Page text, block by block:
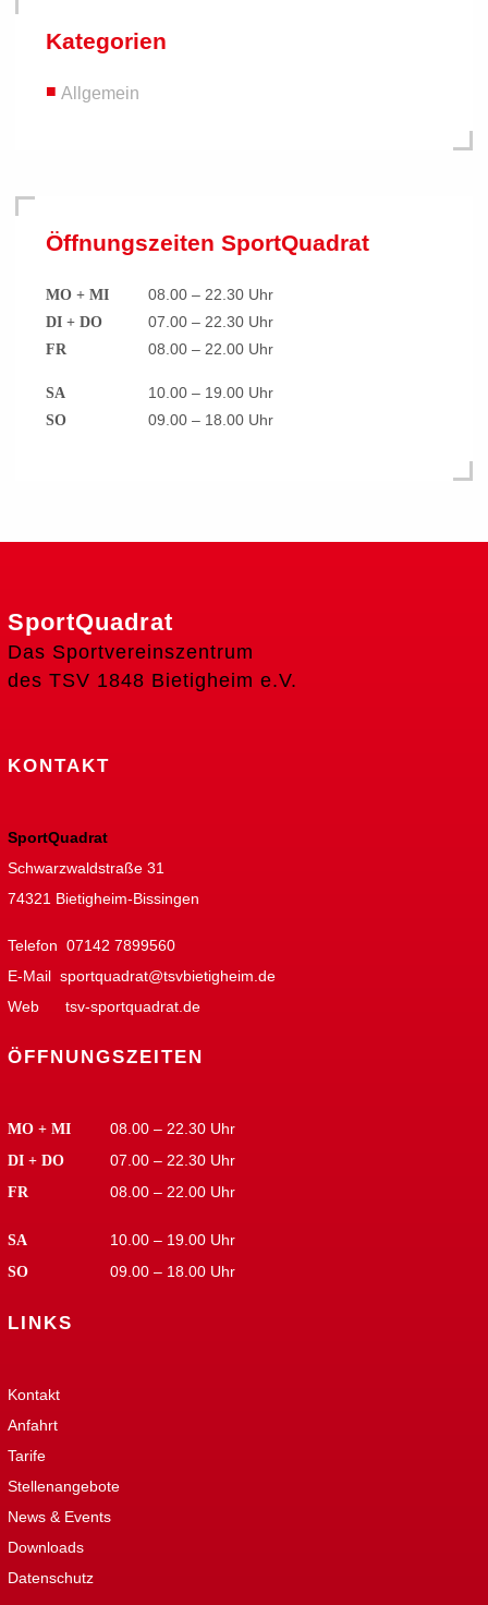
Kategorien
Allgemein
Öffnungszeiten SportQuadrat
MO + MI 08.00 – 22.30 Uhr
DI + DO 07.00 – 22.30 Uhr
FR 08.00 – 22.00 Uhr
SA 10.00 – 19.00 Uhr
SO 09.00 – 18.00 Uhr
SportQuadrat
Das Sportvereinszentrum
des TSV 1848 Bietigheim e.V.
KONTAKT
SportQuadrat
Schwarzwaldstraße 31
74321 Bietigheim-Bissingen
Telefon 07142 7899560
E-Mail sportquadrat@tsvbietigheim.de
Web tsv-sportquadrat.de
ÖFFNUNGSZEITEN
MO + MI 08.00 – 22.30 Uhr
DI + DO 07.00 – 22.30 Uhr
FR 08.00 – 22.00 Uhr
SA 10.00 – 19.00 Uhr
SO 09.00 – 18.00 Uhr
LINKS
Kontakt
Anfahrt
Tarife
Stellenangebote
News & Events
Downloads
Datenschutz